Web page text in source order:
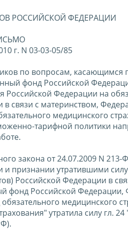
РОССИЙСКОЙ ФЕДЕРАЦИИ
г. N 03-03-05/85
по вопросам, касающимся
фонд Российской
Российской Федерации на
связи с материнством,
медицинского
тарифной политики
закона от 24.07.2009 N
и признании утратившими
Российской Федерации в
фонд Российской Федерации,
медицинского
утратила силу гл.